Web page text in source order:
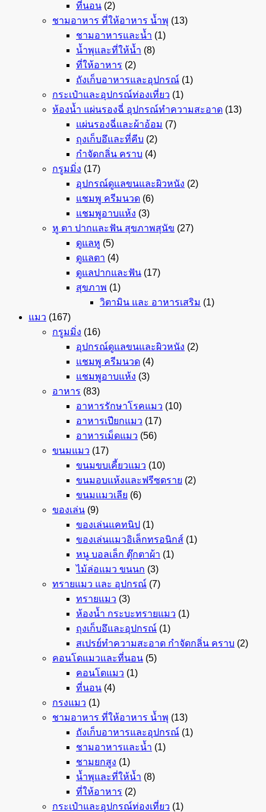
ที่นอน (2)
ชามอาหาร ที่ให้อาหาร น้ำพุ (13)
ชามอาหารและน้ำ (1)
น้ำพุและที่ให้น้ำ (8)
ที่ให้อาหาร (2)
ถังเก็บอาหารและอุปกรณ์ (1)
กระเป๋าและอุปกรณ์ท่องเที่ยว (1)
ห้องน้ำ แผ่นรองฉี่ อุปกรณ์ทำความสะอาด (13)
แผ่นรองฉี่และผ้าอ้อม (7)
ถุงเก็บอึและที่คีบ (2)
กำจัดกลิ่น คราบ (4)
กรูมมิ่ง (17)
อุปกรณ์ดูแลขนและผิวหนัง (2)
แชมพู ครีมนวด (6)
แชมพูอาบแห้ง (3)
หู ตา ปากและฟัน สุขภาพสุนัข (27)
ดูแลหู (5)
ดูแลตา (4)
ดูแลปากและฟัน (17)
สุขภาพ (1)
วิตามิน และ อาหารเสริม (1)
แมว (167)
กรูมมิ่ง (16)
อุปกรณ์ดูแลขนและผิวหนัง (2)
แชมพู ครีมนวด (4)
แชมพูอาบแห้ง (3)
อาหาร (83)
อาหารรักษาโรคแมว (10)
อาหารเปียกแมว (17)
อาหารเม็ดแมว (56)
ขนมแมว (17)
ขนมขบเคี้ยวแมว (10)
ขนมอบแห้งและฟรีซดราย (2)
ขนมแมวเลีย (6)
ของเล่น (9)
ของเล่นแคทนิป (1)
ของเล่นแมวอิเล็กทรอนิกส์ (1)
หนู บอลเล็ก ตุ๊กตาผ้า (1)
ไม้ล่อแมว ขนนก (3)
ทรายแมว และ อุปกรณ์ (7)
ทรายแมว (3)
ห้องน้ำ กระบะทรายแมว (1)
ถุงเก็บอึและอุปกรณ์ (1)
สเปรย์ทำความสะอาด กำจัดกลิ่น คราบ (2)
คอนโดแมวและที่นอน (5)
คอนโดแมว (1)
ที่นอน (4)
กรงแมว (1)
ชามอาหาร ที่ให้อาหาร น้ำพุ (13)
ถังเก็บอาหารและอุปกรณ์ (1)
ชามอาหารและน้ำ (1)
ชามยกสูง (1)
น้ำพุและที่ให้น้ำ (8)
ที่ให้อาหาร (2)
กระเป๋าและอุปกรณ์ท่องเที่ยว (1)